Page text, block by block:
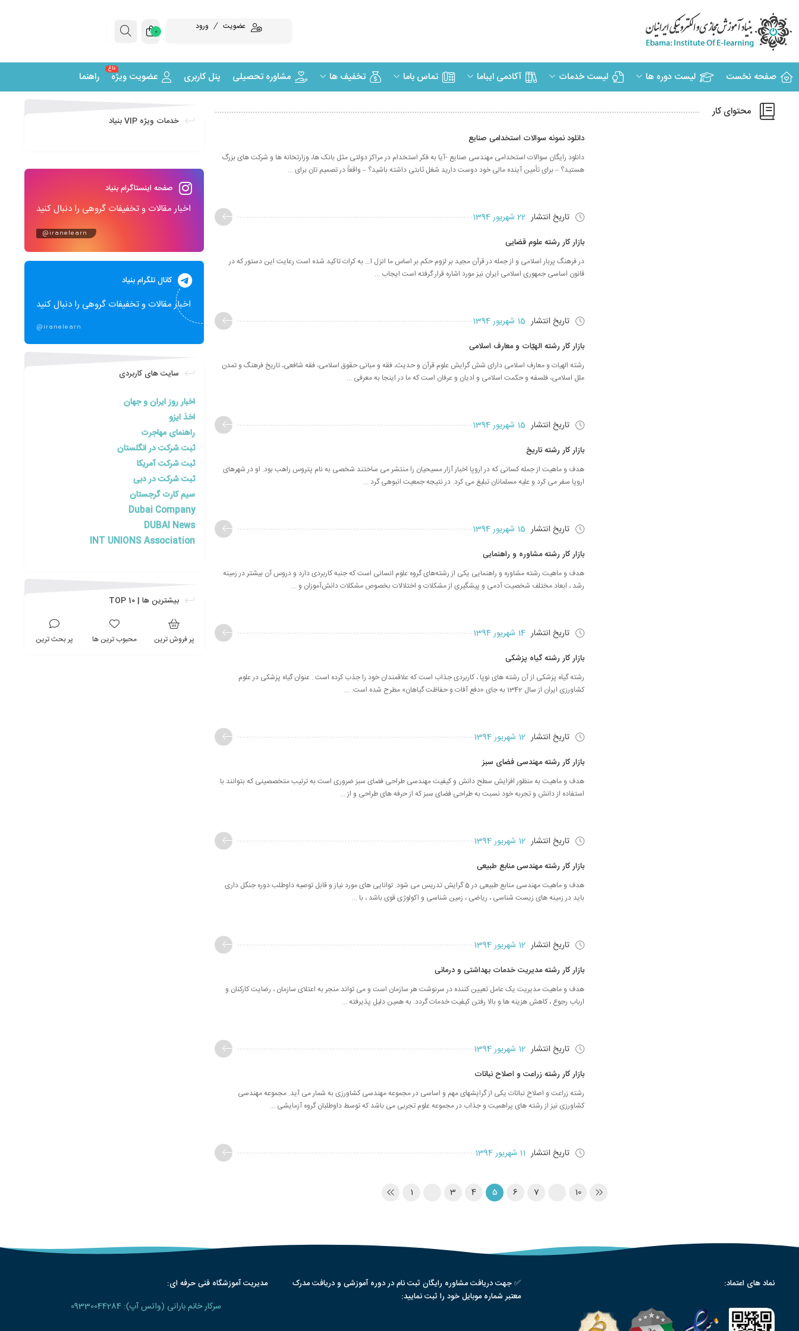
عضویت ورود 0
صفحه نخست لیست دوره ها لیست خدمات آکادمی ایباما تماس باما تخفیف ها مشاوره تحصیلی پنل کاربری عضویت ویژه
داغ
راهنما
محتوای کار
دانلود نمونه سوالات استخدامی صنایع
دانلود رایگان سوالات استخدامی مهندسی صنایع -آیا به فکر استخدام در مراکز دولتی مثل بانک ها، وزارتخانه ها و شرکت های بزرگ
هستید؟ – برای تأمین آینده مالی خود دوست دارید شغل ثابتی داشته باشید؟ – واقعاً در تصمیم تان برای ...
تاریخ انتشار 22 شهریور 1394
بازار کار رشته علوم قضایی
در فرهنگ پربار اسلامی و از جمله در قرآن مجید بر لزوم حکم بر اساس ما انزل ا… به کرات تاکید شده است رعایت این دستور که در
قانون اساسی جمهوری اسلامی ایران نیز مورد اشاره قرار گرفته است ایجاب ...
تاریخ انتشار 15 شهریور 1394
بازار کار رشته الهیّات و معارف اسلامی
رشته الهیات و معارف اسلامی دارای شش گرایش علوم قرآن و حدیث، فقه و مبانی حقوق اسلامی، فقه شافعی، تاریخ فرهنگ و تمدن
ملل اسلامی، فلسفه و حکمت اسلامی و ادیان و عرفان است که ما در اینجا به معرفی ...
تاریخ انتشار 15 شهریور 1394
بازار کار رشته تاریخ
هدف و ماهیت از جمله کسانی که در اروپا اخبار آزار مسیحیان را منتشر می ساختند شخصی به نام پتروس راهب بود. او در شهرهای
اروپا سفر می کرد و علیه مسلمانان تبلیغ می کرد. در نتیجه جمعیت انبوهی گرد ...
تاریخ انتشار 15 شهریور 1394
بازار کار رشته مشاوره و راهنمایی
هدف و ماهیت رشته مشاوره و راهنمایی یکی از رشته‌های گروه علوم انسانی است که جنبه‌ کاربردی دارد و دروس آن بیشتر در زمینه
رشد ، ابعاد مختلف شخصیت آدمی و پیشگیری از مشکلات و اختلالات بخصوص مشکلات دانش‌آموزان و ...
تاریخ انتشار 14 شهریور 1394
بازار کار رشته گیاه پزشکی
رشته گیاه پزشکی از آن رشته های نوپا ، کاربردی جذاب است که علاقمندان خود را جذب کرده است . عنوان گیاه پزشکی در علوم
کشاورزی ایران از سال 1342 به جای «دفع آفات و حفاظت گیاهان» مطرح شده است. ...
تاریخ انتشار 12 شهریور 1394
بازار کار رشته مهندسی فضای سبز
هدف و ماهیت به منظور افزایش سطح دانش و کیفیت مهندسی طراحی فضای سبز ضروری است به ترتیب متخصصینی که بتوانند با
استفاده از دانش و تجربه خود نسبت به طراحی فضای سبز که از حرفه های طراحی و از ...
تاریخ انتشار 12 شهریور 1394
بازار کار رشته مهندسی منابع طبیعی
هدف و ماهیت مهندسی منابع طبیعی در 5 گرایش تدریس می شود. توانایی های مورد نیاز و قابل توصیه داوطلب دوره جنگل داری
باید در زمینه های زیست شناسی ، ریاضی ، زمین شناسی و اکولوژی قوی باشد ، با ...
تاریخ انتشار 12 شهریور 1394
بازار کار رشته مدیریت خدمات بهداشتی و درمانی
هدف و ماهیت مدیریت یک عامل تعیین کننده در سرنوشت هر سازمان است و می تواند منجر به اعتلای سازمان ، رضایت کارکنان و
ارباب رجوع ، کاهش هزینه ها و بالا رفتن کیفیت خدمات گردد. به همین دلیل پذیرفته ...
تاریخ انتشار 12 شهریور 1394
بازار کار رشته زراعت و اصلاح نباتات
رشته زراعت و اصلاح نباتات یکی از گرایشهای مهم و اساسی در مجموعه مهندسی کشاورزی به شمار می آید. مجموعه مهندسی
کشاورزی نیز از رشته های پراهمیت و جذاب در مجموعه علوم تجربی می باشد که توسط داوطلبان گروه آزمایشی ...
تاریخ انتشار 11 شهریور 1394
1 3 4 5 6 7 10
خدمات ویژه VIP بنیاد
صفحه اینستاگرام بنیاد
اخبار مقالات و تخفیفات گروهی را دنبال کنید
@iranelearn
کانال تلگرام بنیاد
اخبار مقالات و تخفیفات گروهی را دنبال کنید
@iranelearn
سایت های کاربردی
اخبار روز ایران و جهان
اخذ ایزو
راهنمای مهاجرت
ثبت شرکت در انگلستان
ثبت شرکت آمریکا
ثبت شرکت در دبی
سیم کارت گرجستان
Dubai Company
DUBAI News
INT UNIONS Association
بیشترین ها | TOP 10
پر فروش ترین محبوب ترین ها پر بحث ترین
نماد های اعتماد:
✅ جهت دریافت مشاوره رایگان ثبت نام در دوره آموزشی و دریافت مدرک
معتبر شماره موبایل خود را ثبت نمایید:
مدیریت آموزشگاه فنی حرفه ای:
سرکار خانم بارانی (واتس آپ): 09330044284